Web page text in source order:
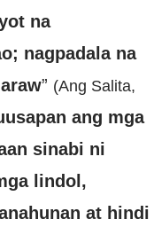
na
nagpadala na
” (Ang Salita,
ang mga
sinabi ni
lindol,
at hindi